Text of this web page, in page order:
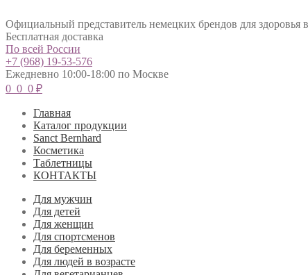
Официальный представитель немецких брендов для здоровья
Бесплатная доставка
По всей России
+7 (968) 19-53-576
Ежедневно 10:00-18:00 по Москве
0 0 0 ₽
Главная
Каталог продукции
Sanct Bernhard
Косметика
Таблетницы
КОНТАКТЫ
Для мужчин
Для детей
Для женщин
Для спортсменов
Для беременных
Для людей в возрасте